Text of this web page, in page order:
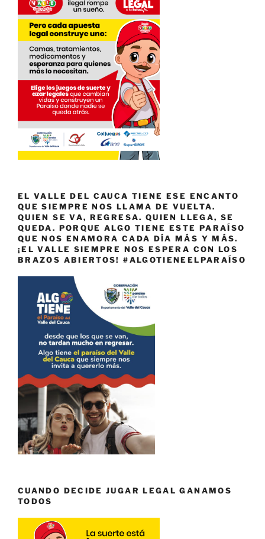
EL VALLE DEL CAUCA TIENE ESE ENCANTO
QUE SIEMPRE NOS LLAMA DE VUELTA.
QUIEN SE VA, REGRESA. QUIEN LLEGA, SE
QUEDA. PORQUE ALGO TIENE ESTE PARAÍSO
QUE NOS ENAMORA CADA DÍA MÁS Y MÁS.
¡EL VALLE SIEMPRE NOS ESPERA CON LOS
BRAZOS ABIERTOS! #ALGOTIENEELPARAÍSO
CUANDO DECIDE JUGAR LEGAL GANAMOS
TODOS